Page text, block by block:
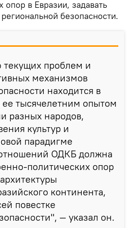
опор в Евразии, задавать
безопасности.
проблем и
механизмов
находится в
тысячелетним опытом
разных народов,
культур и
парадигме
ОДКБ должна
политических опор
континента,
повестке
— указал он.